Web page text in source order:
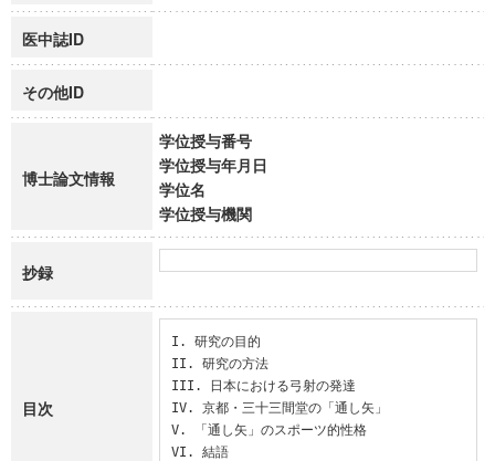
医中誌ID
その他ID
博士論文情報
学位授与番号
学位授与年月日
学位名
学位授与機関
抄録
目次
I. 研究の目的
II. 研究の方法
III. 日本における弓射の発達
IV. 京都・三十三間堂の「通し矢」
V. 「通し矢」のスポーツ的性格
VI. 結語